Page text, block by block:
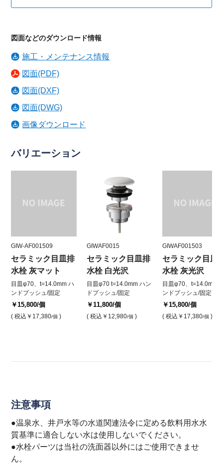
図面などのダウンロード情報
施工・メンテナンス情報
図面(PDF)
図面(DXF)
図面(DWG)
画像ダウンロード
バリエーション
GIW-AF001509
セラミック目皿排
水栓 灰マット
目皿φ70、t=14.0mm ハ
ンドプッシュ/固定
￥15,800/個
( 税込 ￥17,380/個 )
GIWAF0015
セラミック目皿排
水栓 白光沢
目皿φ70 t=14.0mm ハン
ドプッシュ/固定
￥11,800/個
( 税込 ￥12,980/個 )
GIWAF001503
セラミック目皿
水栓 灰光沢
目皿φ70、t=14.0mm
ンドプッシュ/固定
￥15,800/個
( 税込 ￥17,380/個 )
注意事項
●温泉水、井戸水等の水道関連法令に定める飲料用水水
質基準に適合しない水は使用しないでください。
●水栓パーツは当社の洗面器以外にはご使用できませ
ん。